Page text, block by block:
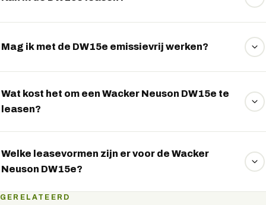
voor de DW15e.
Mag ik met de DW15e emissievrij werken?
voor emissievrij werken.
Wat kost het om een Wacker Neuson DW15e te
leasen?
per maand. Het exacte maandbedrag hangt af van de
looptijd, het jaarkilometrage, een eventuele aanbetaling en
Welke leasevormen zijn er voor de Wacker
Neuson DW15e?
Voor de Wacker Neuson DW15e zijn de beschikbare
GERELATEERD